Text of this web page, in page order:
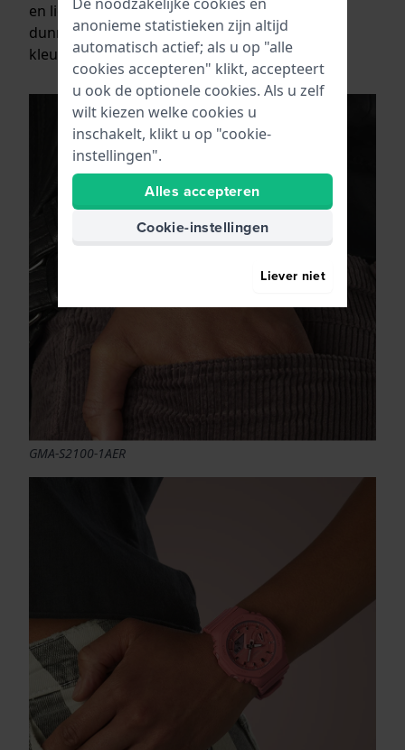
en lichte gewicht ook zeer geschikt voor de
dunnere pols en verkrijgbaar in vriendelijke
kleuren.
GMA-S2100-1AER
anonieme statistieken zijn altijd
automatisch actief; als u op "alle
cookies accepteren" klikt, accepteert
u ook de optionele cookies. Als u zelf
wilt kiezen welke cookies u
inschakelt, klikt u op "cookie-
instellingen".
Alles accepteren
Cookie-instellingen
Liever niet